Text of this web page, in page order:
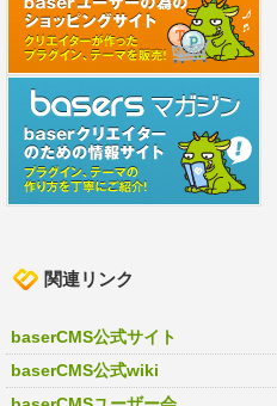
関連リンク
baserCMS公式サイト
baserCMS公式wiki